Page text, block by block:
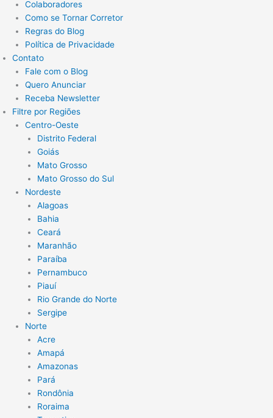
Colaboradores
Como se Tornar Corretor
Regras do Blog
Política de Privacidade
Contato
Fale com o Blog
Quero Anunciar
Receba Newsletter
Filtre por Regiões
Centro-Oeste
Distrito Federal
Goiás
Mato Grosso
Mato Grosso do Sul
Nordeste
Alagoas
Bahia
Ceará
Maranhão
Paraíba
Pernambuco
Piauí
Rio Grande do Norte
Sergipe
Norte
Acre
Amapá
Amazonas
Pará
Rondônia
Roraima